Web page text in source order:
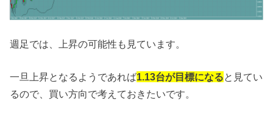
週足では、上昇の可能性も見ています。
一旦上昇となるようであれば1.13台が目標になると見てい
るので、買い方向で考えておきたいです。